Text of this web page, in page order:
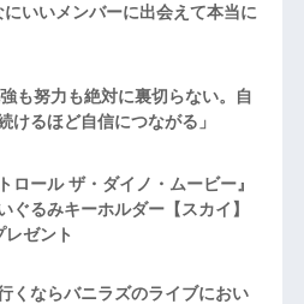
にいいメンバーに出会えて本当に
も努力も絶対に裏切らない。自
けるほど自信につながる」
ロール ザ・ダイノ・ムービー』
ぐるみキーホルダー【スカイ】
レゼント
くならバニラズのライブにおい